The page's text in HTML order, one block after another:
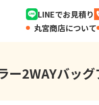
LINEでお見積り
丸宮商店について
ー2WAYバッ